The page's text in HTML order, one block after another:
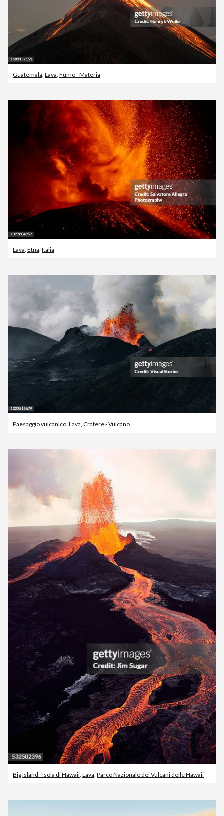
Guatemala, Lava, Fumo - Materia
Lava Etna Italia
Paesaggio vulcanico, Lava, Cratere - Vulcano
Big Island - Isola di Hawaii Lava Parco Nazionale dei Vulcani delle Hawaii